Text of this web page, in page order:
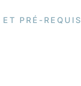
PRÉ-REQUIS